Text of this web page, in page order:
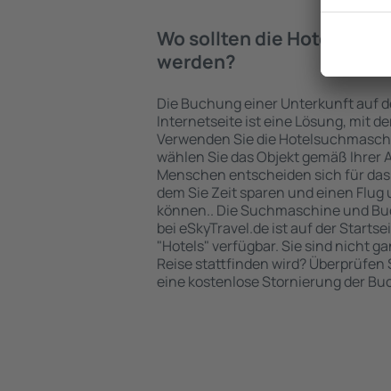
Wo sollten die Hotels in in
werden?
Die Buchung einer Unterkunft auf
Internetseite ist eine Lösung, mit
Verwenden Sie die
wählen Sie das Objekt gemäß Ihrer
Menschen entscheiden sich für
dem Sie Zeit sparen und einen
können.. Die Suchmaschine und
bei eSkyTravel.de ist auf der
"Hotels" verfügbar. Sie sind nicht
Reise stattfinden wird? Überprüfen
eine kostenlose Stornierung der